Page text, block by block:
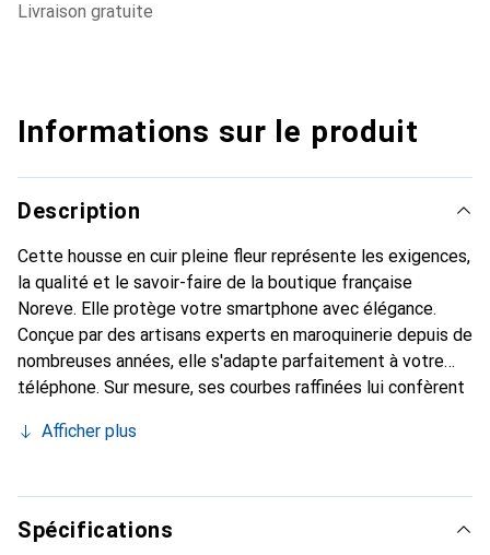
livraison gratuite
Informations sur le produit
Description
Cette housse en cuir pleine fleur représente les exigences,
la qualité et le savoir-faire de la boutique française
Noreve. Elle protège votre smartphone avec élégance.
Conçue par des artisans experts en maroquinerie depuis de
nombreuses années, elle s'adapte parfaitement à votre
téléphone. Sur mesure, ses courbes raffinées lui confèrent
et indispensable pour votre smartphone. Reconnaissance
marque Noreve est un choix sûr pour une clientèle
exigeante.
Afficher plus
Spécifications